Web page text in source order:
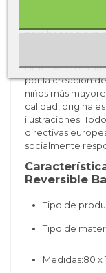
¡Es un juguete
para hacer a
momentos
Little Dutches
por la creación
niños más
calidad,
ilustraciones.
directivas
socialmente
Reversible
Tipo de
Tipo de
Medidas:80 x